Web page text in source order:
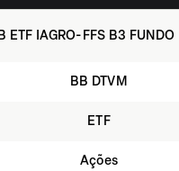
ETF IAGRO-FFS B3
BB DTVM
ETF
Ações